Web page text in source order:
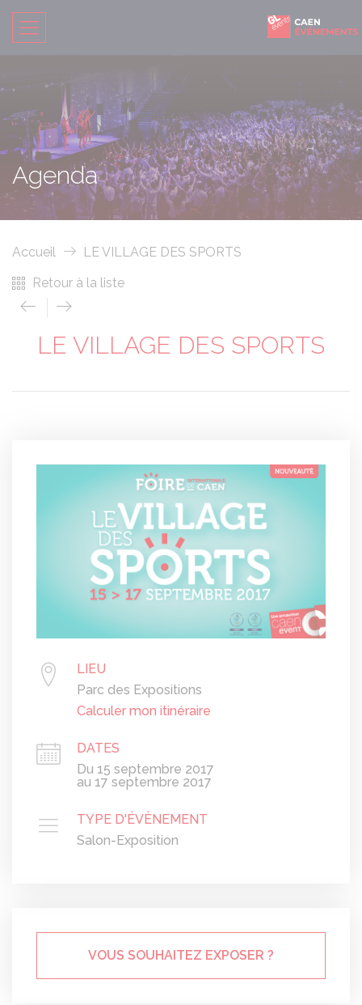
Agenda
Accueil
LE VILLAGE DES SPORTS
Retour à la liste
LE VILLAGE DES SPORTS
LIEU
Parc des Expositions
Calculer mon itinéraire
DATES
Du 15 septembre 2017
au 17 septembre 2017
TYPE D'ÉVÈNEMENT
Salon-Exposition
VOUS SOUHAITEZ EXPOSER ?